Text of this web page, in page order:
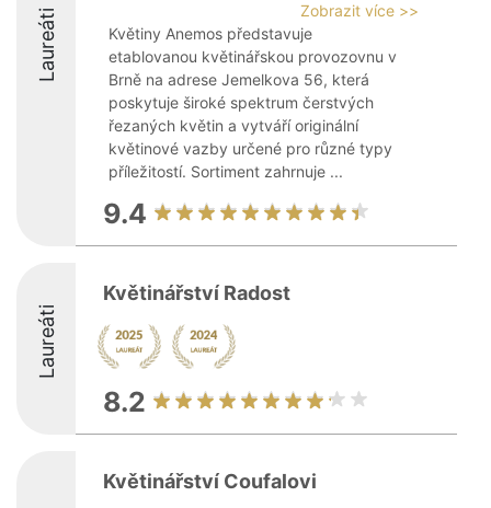
Laureáti
Zobrazit více >>
Květiny Anemos představuje
etablovanou květinářskou provozovnu v
Brně na adrese Jemelkova 56, která
poskytuje široké spektrum čerstvých
řezaných květin a vytváří originální
květinové vazby určené pro různé typy
příležitostí. Sortiment zahrnuje ...
9.4
Laureáti
Květinářství Radost
8.2
Květinářství Coufalovi